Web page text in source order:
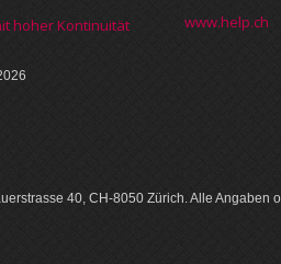
hoher Kontinuität
www.help.ch
40, CH-8050 Zürich. Alle Angaben